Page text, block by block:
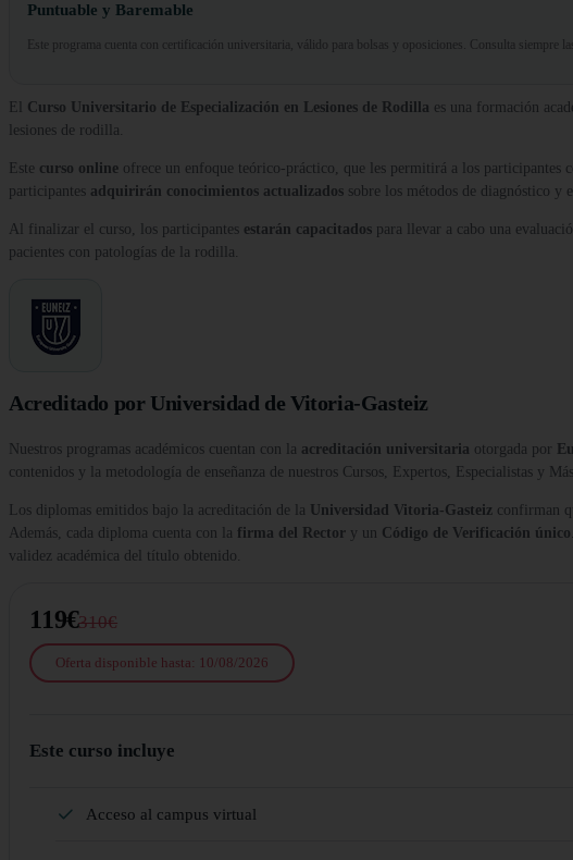
Puntuable y Baremable
Este programa cuenta con certificación universitaria, válido para bolsas y oposiciones. Consulta siempre
El Curso Universitario de Especialización en Lesiones de Rodilla es una formación
lesiones de rodilla.
Este curso online ofrece un enfoque teórico-práctico, que les permitirá a los
participantes adquirirán conocimientos actualizados sobre los métodos de diagnóstico y
Al finalizar el curso, los participantes estarán capacitados para llevar a cabo una
pacientes con patologías de la rodilla.
Acreditado por Universidad de Vitoria-Gasteiz
Nuestros programas académicos cuentan con la acreditación universitaria otorgada por
contenidos y la metodología de enseñanza de nuestros Cursos, Expertos, Especialistas y
Los diplomas emitidos bajo la acreditación de la Universidad Vitoria-Gasteiz confirman
Además, cada diploma cuenta con la firma del Rector y un Código de Verificación único
validez académica del título obtenido.
119€310€
Oferta disponible hasta: 10/08/2026
Este curso incluye
Acceso al campus virtual